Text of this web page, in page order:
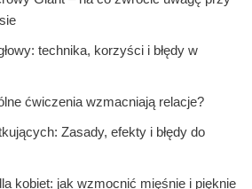
technika, korzyści i błędy w
ćwiczenia wzmacniają relacje?
Zasady, efekty i błędy do
kobiet: jak wzmocnić mięśnie i pięknie